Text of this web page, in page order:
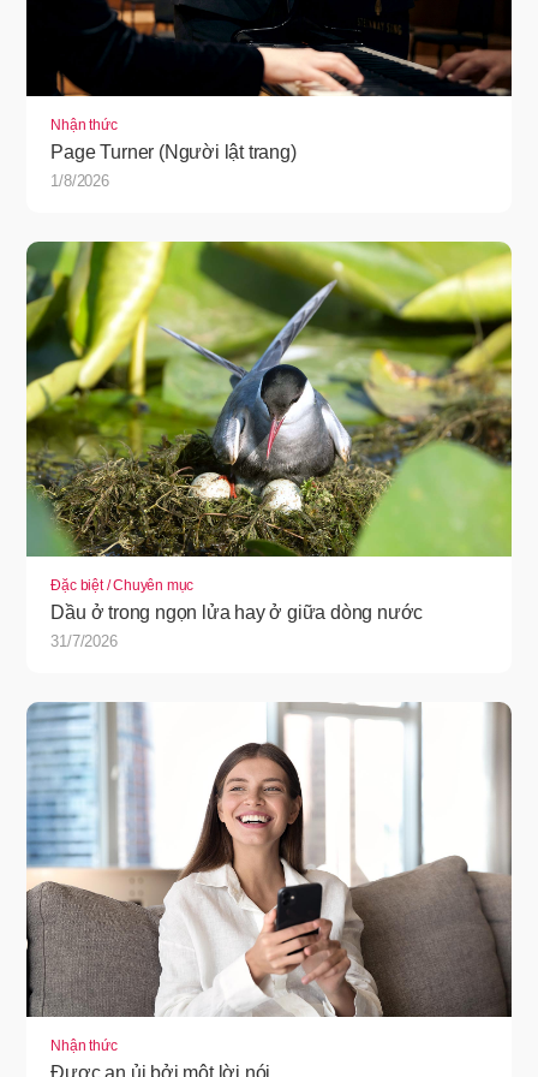
Nhận thức
Page Turner (Người lật trang)
1/8/2026
Đặc biệt / Chuyên mục
Dầu ở trong ngọn lửa hay ở giữa dòng nước
31/7/2026
Nhận thức
Được an ủi bởi một lời nói